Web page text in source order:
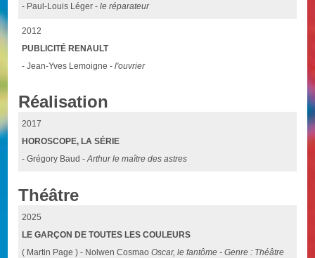
- Paul-Louis Léger -le réparateur
2012
PUBLICITÉ RENAULT
- Jean-Yves Lemoigne -l'ouvrier
Réalisation
2017
HOROSCOPE, LA SÉRIE
- Grégory Baud -Arthur le maître des astres
Théâtre
2025
LE GARÇON DE TOUTES LES COULEURS
( Martin Page ) - Nolwen CosmaoOscar, le fantôme - Genre : Théâtre